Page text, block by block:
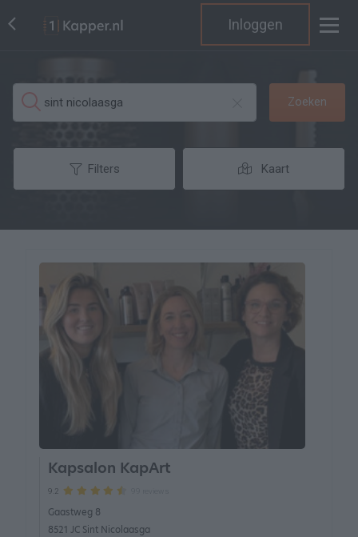
Inloggen
Zoeken
Filters Kaart
Kapsalon KapArt
9.2
Gaastweg 8
8521 JC Sint Nicolaasga